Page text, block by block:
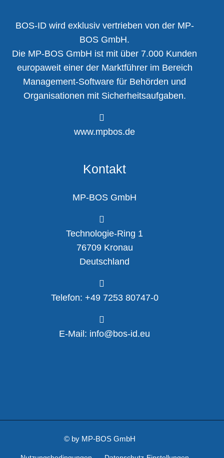
BOS-ID wird exklusiv vertrieben von der MP-
BOS GmbH.
Die MP-BOS GmbH ist mit über 7.000 Kunden
europaweit einer der Marktführer im Bereich
Management-Software für Behörden und
Organisationen mit Sicherheitsaufgaben.
www.mpbos.de
Kontakt
MP-BOS GmbH
Technologie-Ring 1
76709 Kronau
Deutschland
Telefon: +49 7253 80747-0
E-Mail: info@bos-id.eu
© by MP-BOS GmbH